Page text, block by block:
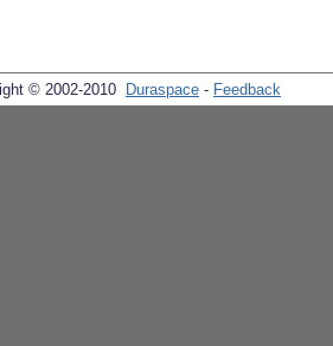
© 2002-2010 Duraspace - Feedback